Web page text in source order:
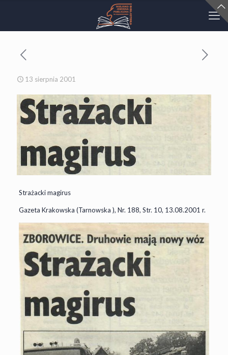
13 sierpnia 2001
Strażacki magirus
Gazeta Krakowska (Tarnowska ), Nr. 188, Str. 10, 13.08.2001 r.